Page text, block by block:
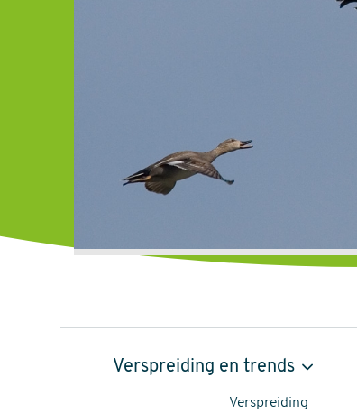
Krakeend,
Verspreiding en trends
Verspreiding